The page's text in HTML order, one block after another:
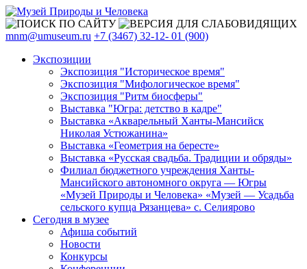
mnm@umuseum.ru +7 (3467) 32-12- 01 (900)
Экспозиции
Экспозиция "Историческое время"
Экспозиция "Мифологическое время"
Экспозиция "Ритм биосферы"
Выставка "Югра: детство в кадре"
Выставка «Акварельный Ханты-Мансийск
Николая Устюжанина»
Выставка «Геометрия на бересте»
Выставка «Русская свадьба. Традиции и обряды»
Филиал бюджетного учреждения Ханты-
Мансийского автономного округа — Югры
«Музей Природы и Человека» «Музей — Усадьба
сельского купца Рязанцева» с. Селиярово
Сегодня в музее
Афиша событий
Новости
Конкурсы